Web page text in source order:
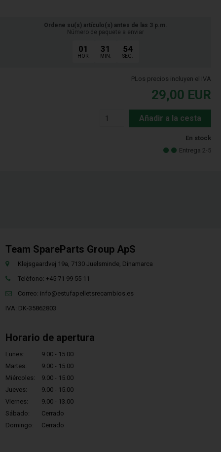
Ordene su(s) artículo(s) antes de las 3 p.m.
Número de paquete a enviar
01
HOR.
31
MIN.
54
SEG.
PLos precios incluyen el IVA
29,00 EUR
Añadir a la cesta
En stock
Entrega 2-5
Team SpareParts Group ApS
Klejsgaardvej 19a, 7130 Juelsminde, Dinamarca
Teléfono: +45 71 99 55 11
Correo: info@estufapelletsrecambios.es
IVA: DK-35862803
Horario de apertura
Lunes:
9.00 - 15.00
Martes:
9.00 - 15.00
Miércoles:
9.00 - 15.00
Jueves:
9.00 - 15.00
Viernes:
9.00 - 13.00
Sábado:
Cerrado
Domingo:
Cerrado